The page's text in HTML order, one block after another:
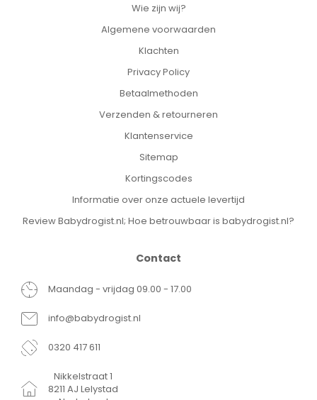
Wie zijn wij?
Algemene voorwaarden
Klachten
Privacy Policy
Betaalmethoden
Verzenden & retourneren
Klantenservice
Sitemap
Kortingscodes
Informatie over onze actuele levertijd
Review Babydrogist.nl; Hoe betrouwbaar is babydrogist.nl?
Contact
Maandag - vrijdag 09.00 - 17.00
info@babydrogist.nl
0320 417 611
Nikkelstraat 1
8211 AJ Lelystad